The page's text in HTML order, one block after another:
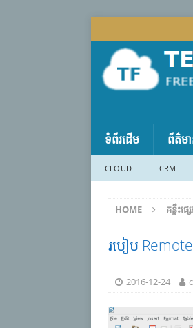
ទំព័រដើម ព័ត៌ម
CLOUD CRM
HOME គន្លឹះផ្ស
របៀប
2016-12-24